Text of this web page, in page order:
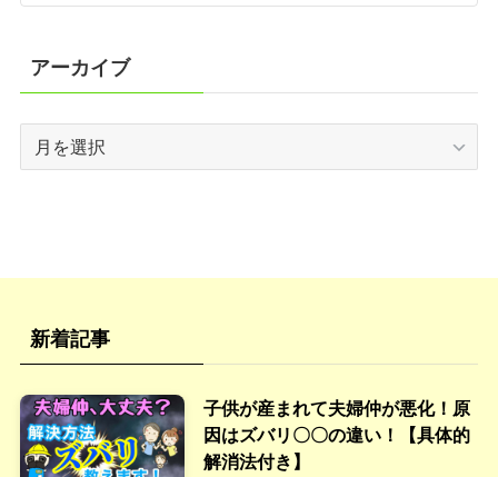
アーカイブ
新着記事
子供が産まれて夫婦仲が悪化！原
因はズバリ〇〇の違い！【具体的
解消法付き】